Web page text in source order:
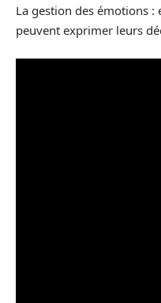
La gestion des émotions :
peuvent exprimer leurs